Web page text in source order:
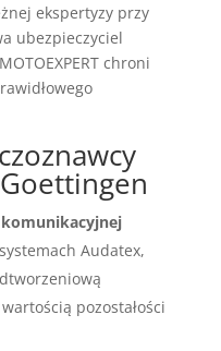
ekspertyzy przy
ubezpieczyciel
chroni
Goettingen
komunikacyjnej
Audatex,
pozostałości